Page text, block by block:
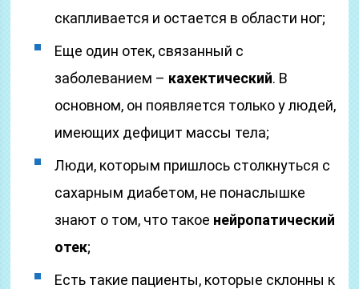
скапливается и остается в области ног;
Еще один отек, связанный с
заболеванием – кахектический. В
основном, он появляется только у людей,
имеющих дефицит массы тела;
Люди, которым пришлось столкнуться с
сахарным диабетом, не понаслышке
знают о том, что такое нейропатический
отек;
Есть такие пациенты, которые склонны к